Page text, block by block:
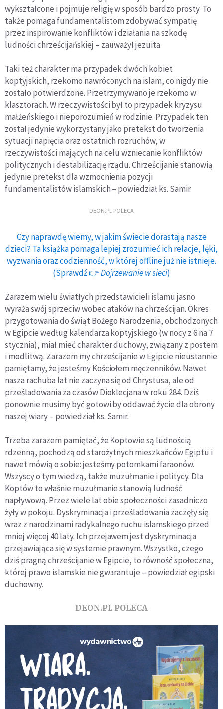
wykształcone i pojmuje religię w sposób bardzo prosty. To
także pomaga fundamentalistom zdobywać sympatię
przez inspirowanie konfliktów i działania na szkodę
ludności chrześcijańskiej – zauważył jezuita.
Taki też charakter ma przypadek dwóch kobiet
koptyjskich, rzekomo nawróconych na islam, co nigdy nie
zostało potwierdzone. Przetrzymywano je rzekomo w
klasztorach. W rzeczywistości był to przypadek kryzysu
małżeńskiego i nieporozumień w rodzinie. Przypadek ten
został jedynie wykorzystany jako pretekst do tworzenia
sytuacji napięcia oraz ostatnich rozruchów, w
rzeczywistości mających na celu wzniecanie konfliktów
politycznych i destabilizację rządu. Chrześcijanie stanowią
jedynie pretekst dla wzmocnienia pozycji
fundamentalistów islamskich – powiedział ks. Samir.
DEON.PL POLECA
Czy naprawdę wiemy, w jakim świecie dorastają nasze
dzieci? Ta książka pomaga lepiej zrozumieć ich relacje, lęki,
wyzwania oraz codzienność, w której offline już nie istnieje.
(Sprawdź 👉Dojrzewanie w sieci)
Zarazem wielu światłych przedstawicieli islamu jasno
wyraża swój sprzeciw wobec ataków na chrześcijan. Okres
przygotowania do świąt Bożego Narodzenia, obchodzonych
w Egipcie według kalendarza koptyjskiego (w nocy z 6 na 7
stycznia), miał mieć charakter duchowy, związany z postem
i modlitwą. Zarazem my chrześcijanie w Egipcie nieustannie
pamiętamy, że jesteśmy Kościołem męczenników. Nawet
nasza rachuba lat nie zaczyna się od Chrystusa, ale od
prześladowania za czasów Dioklecjana w roku 284. Dziś
ponownie musimy być gotowi by oddawać życie dla obrony
naszej wiary – powiedział ks. Samir.
Trzeba zarazem pamiętać, że Koptowie są ludnością
rdzenną, pochodzą od starożytnych mieszkańców Egiptu i
nawet mówią o sobie: jesteśmy potomkami faraonów.
Wszyscy o tym wiedzą, także muzułmanie i politycy. Dla
Koptów to właśnie muzułmanie stanowią ludność
napływową. Przez wiele lat obie społeczności zasadniczo
żyły w pokoju. Dyskryminacja i prześladowania zaczęły się
wraz z narodzinami radykalnego ruchu islamskiego przed
mniej więcej 40 laty. Ich przejawem jest dyskryminacja
przejawiająca się w systemie prawnym. Wszystko, czego
dziś pragną chrześcijanie w Egipcie, to równość społeczna,
której prawo islamskie nie gwarantuje – powiedział egipski
duchowny.
DEON.PL POLECA